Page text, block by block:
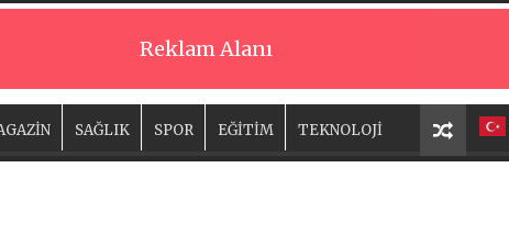
Reklam Alanı
SAĞLIK SPOR EĞİTİM TEKNOLOJİ